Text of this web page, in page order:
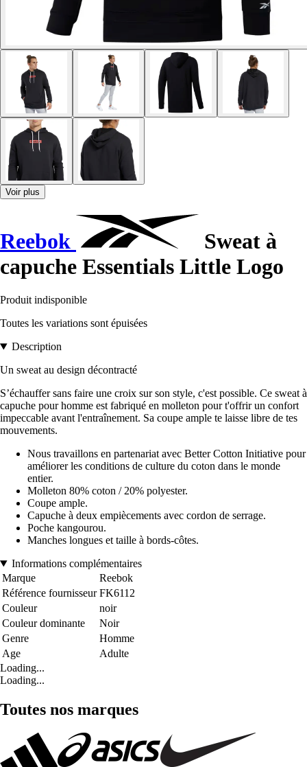
Voir plus
Reebok
Sweat à
capuche Essentials Little Logo
Produit indisponible
Toutes les variations sont épuisées
Description
Un sweat au design décontracté
S’échauffer sans faire une croix sur son style, c'est possible. Ce sweat à
capuche pour homme est fabriqué en molleton pour t'offrir un confort
impeccable avant l'entraînement. Sa coupe ample te laisse libre de tes
mouvements.
Nous travaillons en partenariat avec Better Cotton Initiative pour
améliorer les conditions de culture du coton dans le monde
entier.
Molleton 80% coton / 20% polyester.
Coupe ample.
Capuche à deux empiècements avec cordon de serrage.
Poche kangourou.
Manches longues et taille à bords-côtes.
Informations complémentaires
Marque
Reebok
Référence fournisseur FK6112
Couleur
noir
Couleur dominante
Noir
Genre
Homme
Age
Adulte
Loading...
Loading...
Toutes nos marques